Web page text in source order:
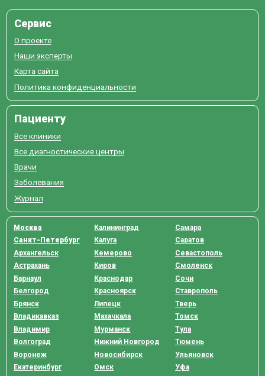
Сервис
О проекте
Наши эксперты
Карта сайта
Политика конфиденциальности
Пациенту
Все клиники
Все диагностические центры
Врачи
Заболевания
Журнал
Москва
Санкт-Петербург
Архангельск
Астрахань
Барнаул
Белгород
Брянск
Владикавказ
Владимир
Волгоград
Воронеж
Екатеринбург
Калининград
Калуга
Кемерово
Киров
Краснодар
Красноярск
Липецк
Махачкала
Мурманск
Нижний Новгород
Новосибирск
Омск
Самара
Саратов
Севастополь
Смоленск
Сочи
Ставрополь
Тверь
Томск
Тула
Тюмень
Ульяновск
Уфа